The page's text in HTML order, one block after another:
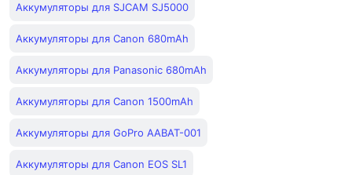
Аккумуляторы для SJCAM SJ5000
Аккумуляторы для Canon 680mAh
Аккумуляторы для Panasonic 680mAh
Аккумуляторы для Canon 1500mAh
Аккумуляторы для GoPro AABAT-001
Аккумуляторы для Canon EOS SL1